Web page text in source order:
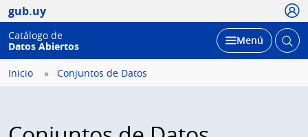
gub.uy
Catálogo de
Datos Abiertos
Desplegar
Menú Abrir
Inicio Conjuntos de Datos